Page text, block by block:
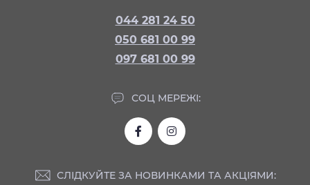
044 281 24 50
050 681 00 99
097 681 00 99
СОЦ МЕРЕЖІ:
СЛІДКУЙТЕ ЗА НОВИНКАМИ ТА АКЦІЯМИ: